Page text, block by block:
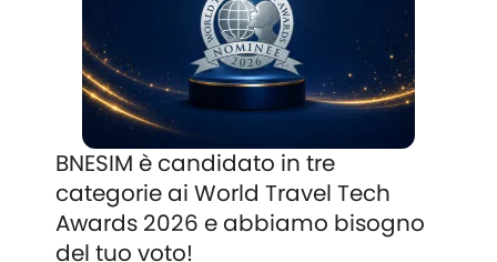
BNESIM è candidato in tre
categorie ai World Travel Tech
Awards 2026 e abbiamo bisogno
del tuo voto!